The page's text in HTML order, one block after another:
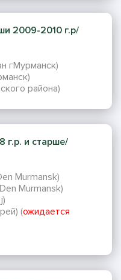
2009-2010 г.р/
гМурманск)
района)
г.р. и старше/
Murmansk)
Murmansk)
(ожидается